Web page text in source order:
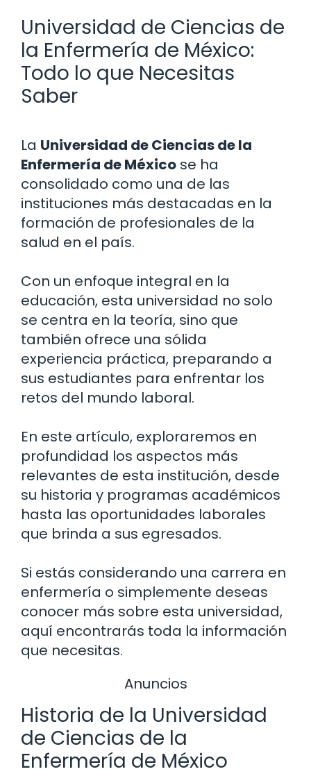
Universidad de Ciencias de
la Enfermería de México:
Todo lo que Necesitas
Saber
La Universidad de Ciencias de la
Enfermería de México se ha
consolidado como una de las
instituciones más destacadas en la
formación de profesionales de la
salud en el país.
Con un enfoque integral en la
educación, esta universidad no solo
se centra en la teoría, sino que
también ofrece una sólida
experiencia práctica, preparando a
sus estudiantes para enfrentar los
retos del mundo laboral.
En este artículo, exploraremos en
profundidad los aspectos más
relevantes de esta institución, desde
su historia y programas académicos
hasta las oportunidades laborales
que brinda a sus egresados.
Si estás considerando una carrera en
enfermería o simplemente deseas
conocer más sobre esta universidad,
aquí encontrarás toda la información
que necesitas.
Anuncios
Historia de la Universidad
de Ciencias de la
Enfermería de México